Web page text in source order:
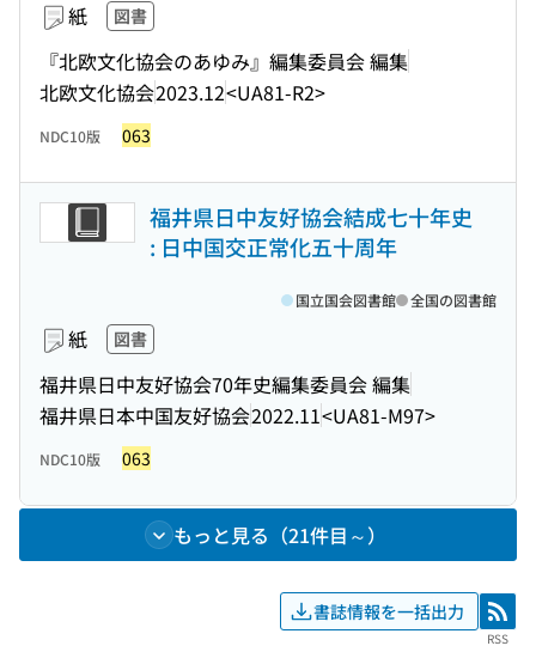
紙 図書
『北欧文化協会のあゆみ』編集委員会 編集
北欧文化協会2023.12<UA81-R2>
NDC10版 063
福井県日中友好協会結成七十年史
: 日中国交正常化五十周年
紙 図書
福井県日中友好協会70年史編集委員会 編集
福井県日本中国友好協会2022.11<UA81-M97>
国立国会図書館 全国の図書館
NDC10版 063
もっと見る（21件目～）
書誌情報を一括出力 RSS
RSS